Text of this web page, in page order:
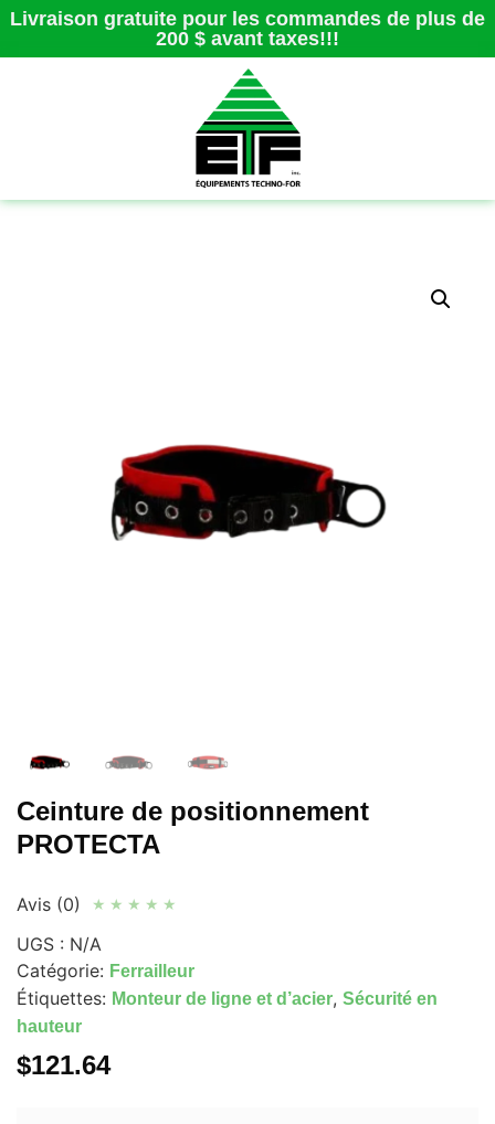
Livraison gratuite pour les commandes de plus de
200 $ avant taxes!!!
Ceinture de positionnement
PROTECTA
Avis (0) ★ ★ ★ ★ ★
UGS : N/A
Catégorie: Ferrailleur
Étiquettes: Monteur de ligne et d’acier, Sécurité en
hauteur
$121.64